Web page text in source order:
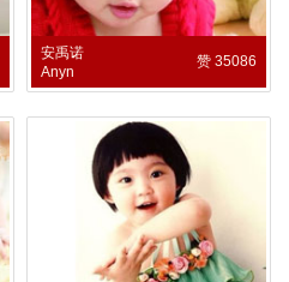
安禹诺
Anyn
赞 35086